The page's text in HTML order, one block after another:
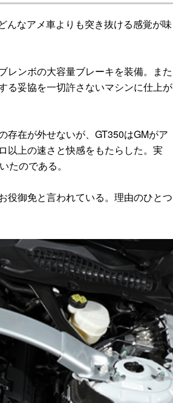
んなアメ車よりも突き抜ける感覚が味
ンボの大容量ブレーキを装備。また
る妥協を一切許さないマシンに仕上が
在が外せないが、GT350はGMがア
以上の速さと快感をもたらした。実
のである。
役御免と言われている。理由のひとつ